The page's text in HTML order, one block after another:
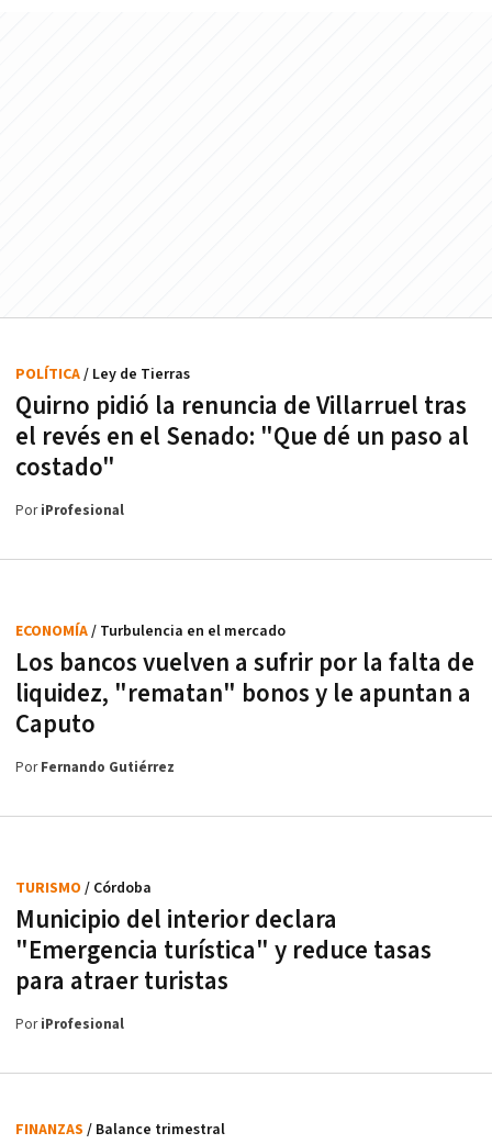
Quirno pidió la renuncia de Villarruel tras
el revés en el Senado: "Que dé un paso al
costado"
POLÍTICA/ Ley de Tierras
PoriProfesional
Los bancos vuelven a sufrir por la falta de
liquidez, "rematan" bonos y le apuntan a
Caputo
ECONOMÍA/ Turbulencia en el mercado
PorFernando Gutiérrez
Municipio del interior declara
"Emergencia turística" y reduce tasas
para atraer turistas
TURISMO / Córdoba
PoriProfesional
FINANZAS / Balance trimestral